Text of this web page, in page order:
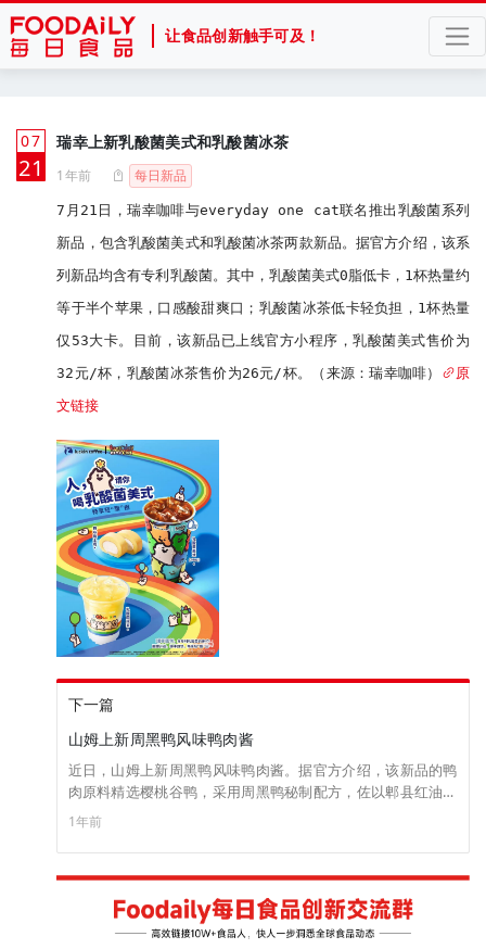
让食品创新触手可及！
07
月
21
瑞幸上新乳酸菌美式和乳酸菌冰茶
1年前 每日新品
7月21日，瑞幸咖啡与everyday one cat联名推出乳酸菌系列
新品，包含乳酸菌美式和乳酸菌冰茶两款新品。据官方介绍，该系
列新品均含有专利乳酸菌。其中，乳酸菌美式0脂低卡，1杯热量约
等于半个苹果，口感酸甜爽口；乳酸菌冰茶低卡轻负担，1杯热量
仅53大卡。目前，该新品已上线官方小程序，乳酸菌美式售价为
32元/杯，乳酸菌冰茶售价为26元/杯。（来源：瑞幸咖啡）
原
文链接
下一篇
山姆上新周黑鸭风味鸭肉酱
近日，山姆上新周黑鸭风味鸭肉酱。据官方介绍，该新品的鸭
肉原料精选樱桃谷鸭，采用周黑鸭秘制配方，佐以郫县红油豆
瓣酱炒制而成，口感鲜麻醇香，且每罐大颗粒鸭肉添加量不低
于35%，配料精简，0添加防腐剂。目前，新品已上线官方小程
序，售价为360g*2罐/39.9元。（来源：山姆官方小程序）
1年前